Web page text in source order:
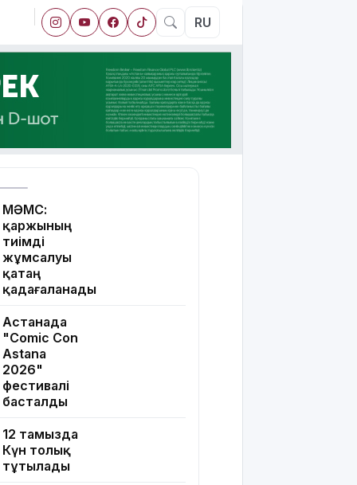
RU
МӘМС:
қаржының
тиімді
жұмсалуы
қатаң
қадағаланады
Астанада
"Comic Con
Astana
2026"
фестивалі
басталды
12 тамызда
Күн толық
тұтылады